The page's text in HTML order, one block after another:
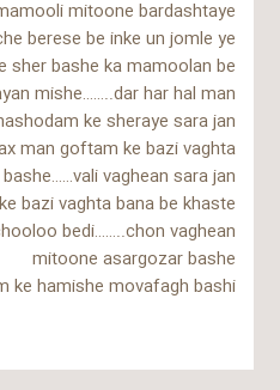
mitoone bardashtaye
berese be inke un jomle ye
sher bashe ka mamoolan be
mishe……..dar har hal man
ke sheraye sara jan
man goftam ke bazi vaghta
vaghean sara jan
bazi vaghta bana be khaste
bedi……..chon vaghean
mitoone asargozar bashe
ke hamishe movafagh bashi